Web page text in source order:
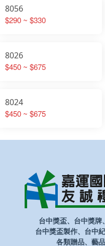
8056
$290 ~ $330
8026
$450 ~ $675
8024
$450 ~ $675
台中獎盃、台中獎
台中獎盃製作、台中
各類贈品、藝